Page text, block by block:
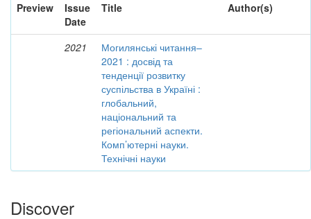
Preview
Issue
Date
Title Author(s)
2021
Могилянські читання–
2021 : досвід та
тенденції розвитку
суспільства в Україні :
глобальний,
національний та
регіональний аспекти.
Комп’ютерні науки.
Технічні науки
Discover